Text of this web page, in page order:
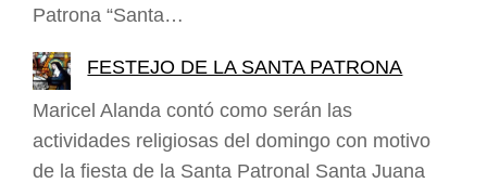
Patrona “Santa…
FESTEJO DE LA SANTA PATRONA
Maricel Alanda contó como serán las
actividades religiosas del domingo con motivo
de la fiesta de la Santa Patronal Santa Juana